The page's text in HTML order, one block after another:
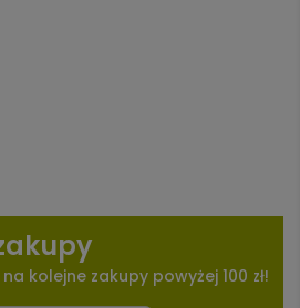
kolejne zakupy powyżej 100 zł!